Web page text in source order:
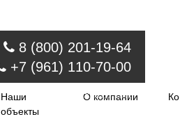
8 (800) 201-19-64
+7 (961) 110-70-00
Обратный звонок
order@injectir.ru
Наши
объекты
О компании